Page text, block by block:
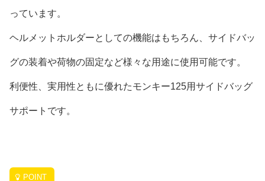
っています。
ヘルメットホルダーとしての機能はもちろん、サイドバッ
グの装着や荷物の固定など様々な用途に使用可能です。
利便性、実用性ともに優れたモンキー125用サイドバッグ
サポートです。